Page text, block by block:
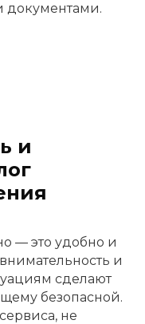
документами.
и
— это удобно и
и
сделают
безопасной.
не